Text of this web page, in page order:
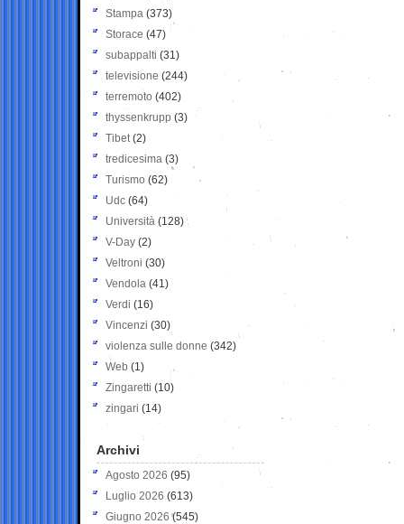
Stampa (373)
Storace (47)
subappalti (31)
televisione(244)
terremoto (402)
thyssenkrupp (3)
Tibet(2)
tredicesima (3)
Turismo (62)
Udc (64)
Università (128)
V-Day (2)
Veltroni (30)
Vendola (41)
Verdi (16)
Vincenzi (30)
violenza sulle donne (342)
Web (1)
Zingaretti (10)
zingari (14)
Archivi
Agosto 2026 (95)
Luglio 2026 (613)
Giugno 2026 (545)